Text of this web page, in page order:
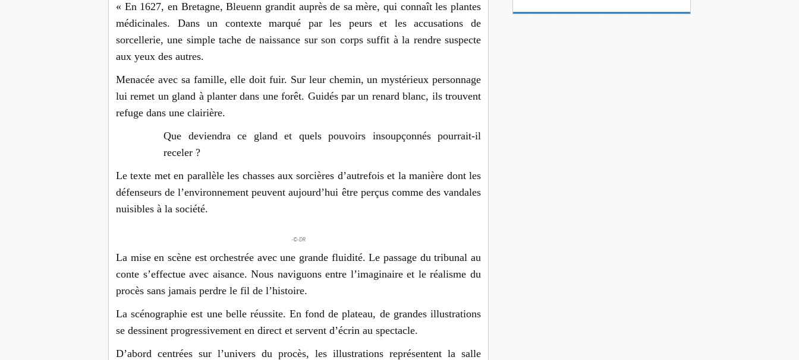
« En 1627, en Bretagne, Bleuenn grandit auprès de sa mère, qui connaît les plantes
médicinales. Dans un contexte marqué par les peurs et les accusations de
sorcellerie, une simple tache de naissance sur son corps suffit à la rendre suspecte
aux yeux des autres.
Menacée avec sa famille, elle doit fuir. Sur leur chemin, un mystérieux personnage
lui remet un gland à planter dans une forêt. Guidés par un renard blanc, ils trouvent
refuge dans une clairière.
Que deviendra ce gland et quels pouvoirs insoupçonnés pourrait-il
receler ?
Le texte met en parallèle les chasses aux sorcières d’autrefois et la manière dont les
défenseurs de l’environnement peuvent aujourd’hui être perçus comme des vandales
nuisibles à la société.
-©-DR
La mise en scène est orchestrée avec une grande fluidité. Le passage du tribunal au
conte s’effectue avec aisance. Nous naviguons entre l’imaginaire et le réalisme du
procès sans jamais perdre le fil de l’histoire.
La scénographie est une belle réussite. En fond de plateau, de grandes illustrations
se dessinent progressivement en direct et servent d’écrin au spectacle.
D’abord centrées sur l’univers du procès, les illustrations représentent la salle